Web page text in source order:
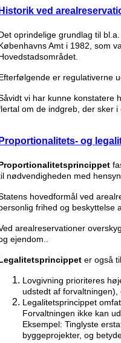
Historik ved
oprindelige grundlag til
Amt i 1982, som
er regulativerne
vi har kunne konstatere
om de indgreb, der sker
Proportionalitets- og
nødvendigheden med
hovedformål ved
frihed og beskyttelse
arealreservationer
ejendom..
er også
Lovgivning prioriteres
udstedt af
Legalitetsprincippet
Forvaltningen ikke kan
Eksempel: Tinglyste
byggeprojekter, og